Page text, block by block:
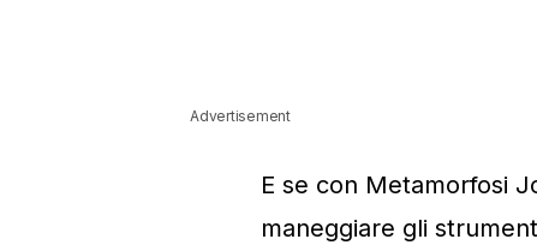
Advertisement
E se con Metamorfosi
maneggiare gli